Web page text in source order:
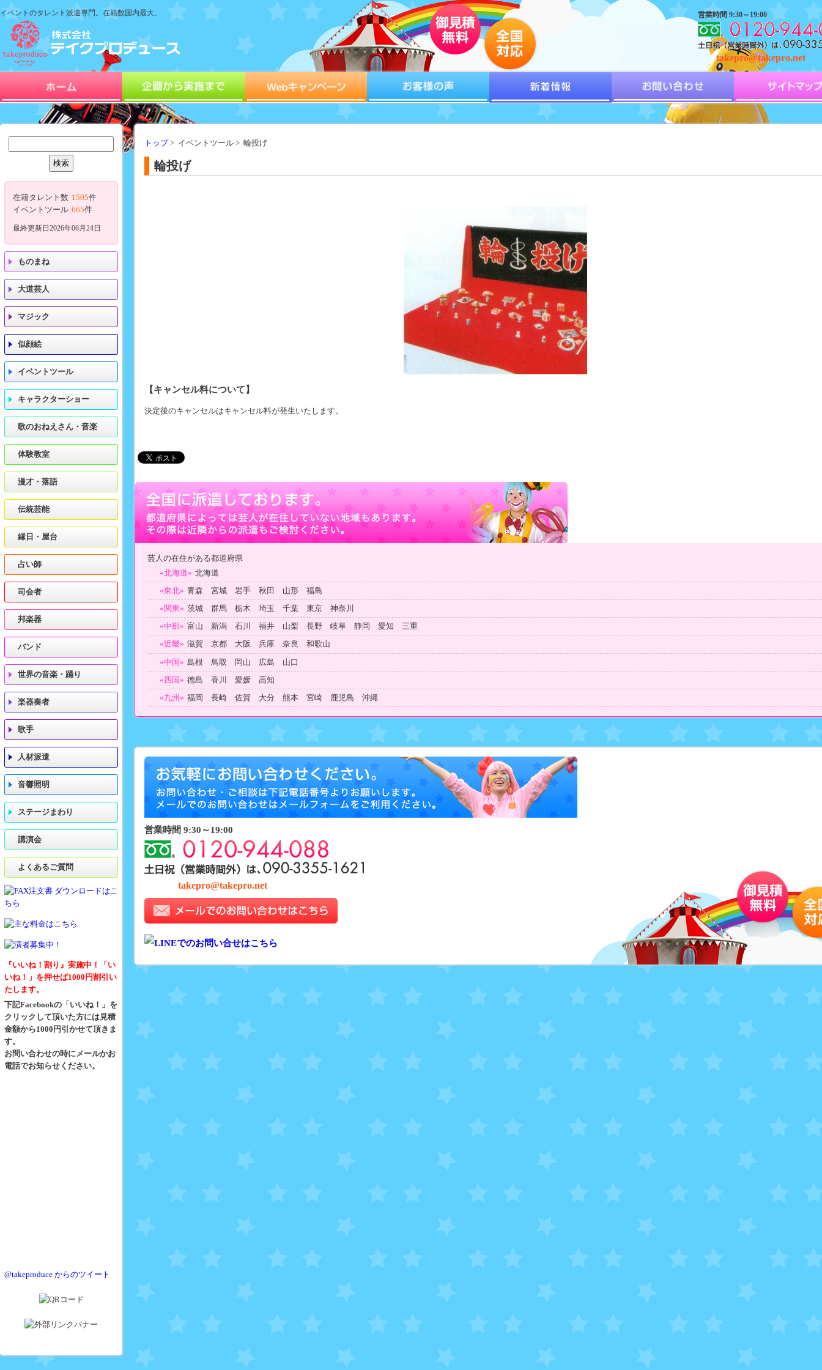
イベントのタレント派遣専門。在籍数国内最大。 営業時間 9:30～19:00
takepro@takepro.net
トップ> イベントツール > 輪投げ
輪投げ
【キャンセル料について】
決定後のキャンセルはキャンセル料が発生いたします。
芸人の在住がある都道府県
«北海道» 北海道
«東北» 青森 宮城 岩手 秋田 山形 福島
«関東» 茨城 群馬 栃木 埼玉 千葉 東京 神奈川
«中部» 富山 新潟 石川 福井 山梨 長野 岐阜 静岡 愛知 三重
«近畿» 滋賀 京都 大阪 兵庫 奈良 和歌山
«中国» 島根 鳥取 岡山 広島 山口
«四国» 徳島 香川 愛媛 高知
«九州» 福岡 長崎 佐賀 大分 熊本 宮崎 鹿児島 沖縄
営業時間 9:30～19:00
takepro@takepro.net
在籍タレント数 1505件
イベントツール 665件
最終更新日2026年06月24日
ものまね
大道芸人
マジック
似顔絵
イベントツール
キャラクターショー
歌のおねえさん・音楽
体験教室
漫才・落語
伝統芸能
縁日・屋台
占い師
司会者
邦楽器
バンド
世界の音楽・踊り
楽器奏者
歌手
人材派遣
音響照明
ステージまわり
講演会
よくあるご質問
『いいね！割り』実施中！「い
いね！」を押せば1000円割引い
たします。
下記Facebookの「いいね！」を
クリックして頂いた方には見積
金額から1000円引かせて頂きま
す。
お問い合わせの時にメールかお
電話でお知らせください。
@takeproduce からのツイート